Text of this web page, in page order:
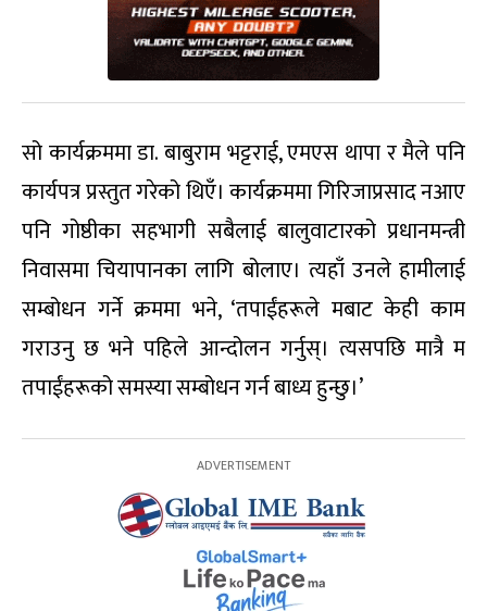
सो कार्यक्रममा डा. बाबुराम भट्टराई, एमएस थापा र मैले पनि
कार्यपत्र प्रस्तुत गरेको थिएँ। कार्यक्रममा गिरिजाप्रसाद नआए
पनि गोष्ठीका सहभागी सबैलाई बालुवाटारको प्रधानमन्त्री
निवासमा चियापानका लागि बोलाए। त्यहाँ उनले हामीलाई
सम्बोधन गर्ने क्रममा भने, ‘तपाईंहरूले मबाट केही काम
गराउनु छ भने पहिले आन्दोलन गर्नुस्। त्यसपछि मात्रै म
तपाईंहरूको समस्या सम्बोधन गर्न बाध्य हुन्छु।’